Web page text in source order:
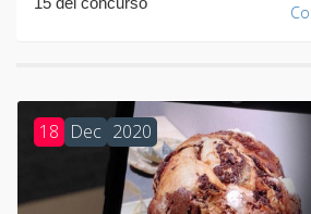
18 Dec 2020